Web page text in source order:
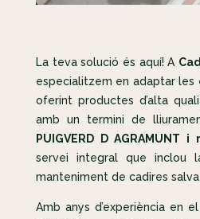
La teva solució és aquí! A
especialitzem en adaptar les
oferint productes d’alta
amb un termini de
PUIGVERD D AGRAMUNT i
servei integral que inclou
manteniment de cadires
Amb anys d’experiència en